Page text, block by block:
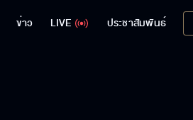
ข่าว LIVE ประชาสัมพันธ์